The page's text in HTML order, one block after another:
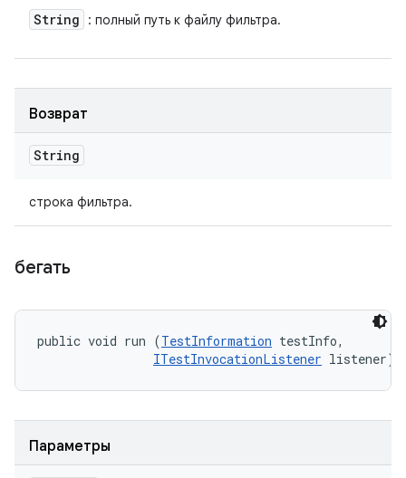
String : полный путь к файлу фильтра.
Возврат
String
строка фильтра.
бегать
public void run (TestInformation testInfo,
ITestInvocationListener listener)
Параметры